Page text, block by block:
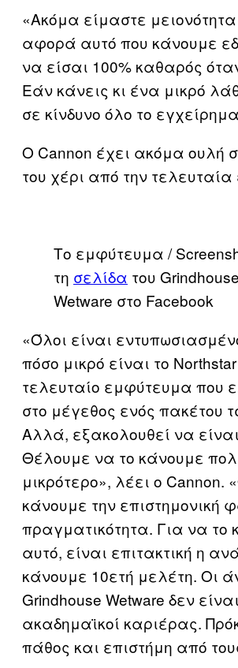
«Ακόμα είμαστε
αφορά αυτό που κάνουμε
να είσαι 100% καθαρός
Εάν κάνεις κι ένα μικρό
σε κίνδυνο όλο το
Ο Cannon έχει ακόμα ουλή
του χέρι από την
Το εμφύτευμα /
τη σελίδα του Grindhouse
Wetware στο Facebook
«Όλοι είναι
πόσο μικρό είναι το Northstar
τελευταίο εμφύτευμα που
στο μέγεθος ενός πακέτου
Αλλά, εξακολουθεί να
Θέλουμε να το κάνουμε
μικρότερο», λέει ο
κάνουμε την επιστημονική
πραγματικότητα. Για να το
αυτό, είναι επιτακτική η
κάνουμε 10ετή μελέτη. Οι
Grindhouse Wetware δεν είναι
ακαδημαϊκοί καριέρας.
πάθος και επιστήμη από